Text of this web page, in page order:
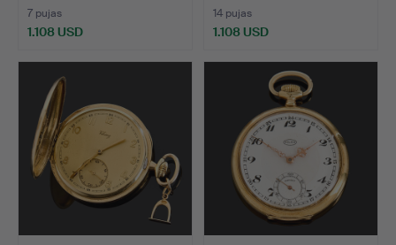
7 pujas
1.108 USD
14 pujas
1.108 USD